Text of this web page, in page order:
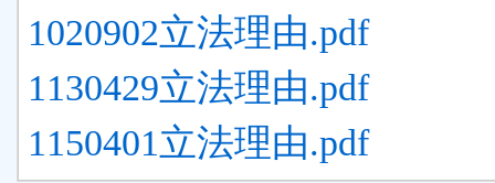
1020902立法理由.pdf
1130429立法理由.pdf
1150401立法理由.pdf